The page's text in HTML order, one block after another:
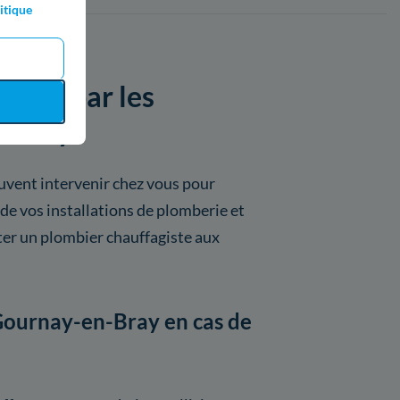
par les
Bray
intervenir chez vous pour
vos installations de plomberie et
un plombier chauffagiste aux
en-Bray en cas de